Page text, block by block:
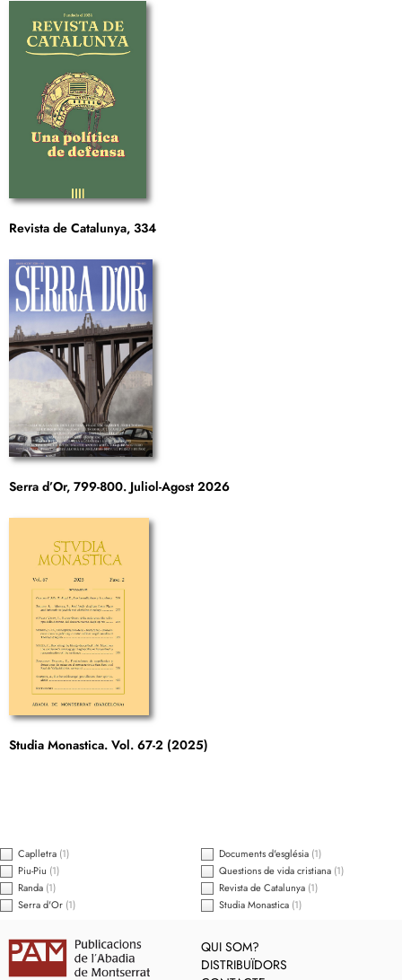
Caplletra (1) Documents d'església (1)
Piu-Piu (1) Questions de vida cristiana (1)
Randa (1) Revista de Catalunya (1)
Serra d'Or (1) Studia Monastica (1)
Revista de Catalunya, 334
Serra d’Or, 799-800. Juliol-Agost 2026
Studia Monastica. Vol. 67-2 (2025)
QUI SOM?
DISTRIBUÏDORS